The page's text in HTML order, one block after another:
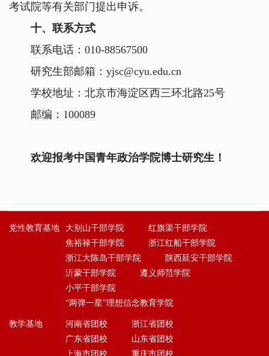
考试院等有关部门提出申诉。
十、联系方式
联系电话： 010-88567500
研究生部邮箱： yjsc@cyu.edu.cn
学校地址：北京市海淀区西三环北路25号
邮编： 100089
欢迎报考中国青年政治学院博士研究生！
党性教育基地 大别山干部学院
红旗渠干部学院
焦裕禄干部学院
浙江红船干部学院
浙江大陈岛干部学院
陕西延安干部学院
沂蒙干部学院
遵义师范学院
小平干部学院
“两弹一星”理想信念教育学院
教学基地 河南省团校
浙江省团校
广东省团校
山东省团校
上海市团校
重庆市团校